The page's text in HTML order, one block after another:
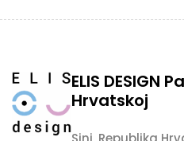
ELIS DESIGN
Hrvatskoj